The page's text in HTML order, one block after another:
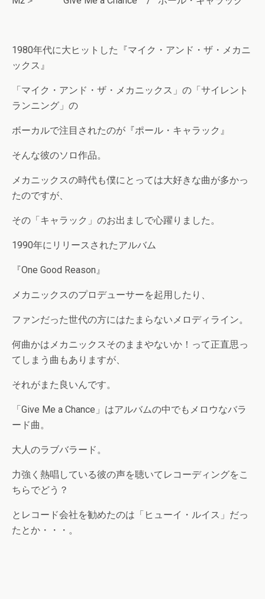
1980年代に大ヒットした『マイク・アンド・ザ・メカニ
ックス』
「マイク・アンド・ザ・メカニックス」の「サイレント
ランニング」の
ボーカルで注目されたのが『ポール・キャラック』
そんな彼のソロ作品。
メカニックスの時代も僕にとっては大好きな曲が多かっ
たのですが、
その「キャラック」のお出ましで心躍りました。
1990年にリリースされたアルバム
『One Good Reason』
メカニックスのプロデューサーを起用したり、
ファンだった世代の方にはたまらないメロディライン。
何曲かはメカニックスそのままやないか！って正直思っ
てしまう曲もありますが、
それがまた良いんです。
「Give Me a Chance」はアルバムの中でもメロウなバラ
ード曲。
大人のラブバラード。
力強く熱唱している彼の声を聴いてレコーディングをこ
ちらでどう？
とレコード会社を勧めたのは「ヒューイ・ルイス」だっ
たとか・・・。